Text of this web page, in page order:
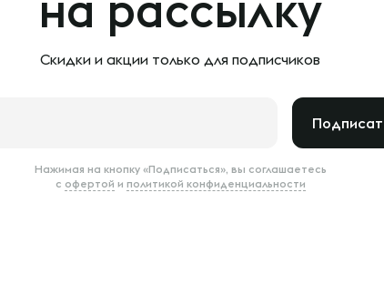
Скидки и акции только для подписчиков
Нажимая на кнопку «Подписаться», вы соглашаетесь
с офертой и политикой конфиденциальности